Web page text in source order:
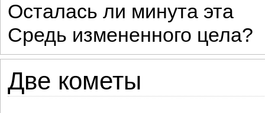
Осталась ли минута эта
Средь измененного цела?
Две кометы